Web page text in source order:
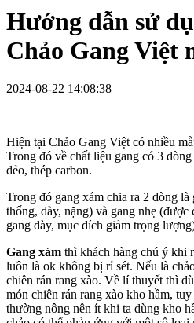
Hướng dẫn sử
Chảo Gang Việt
2024-08-22 14:08:38
Hiện tại Chảo Gang Việt có nhiều
Trong đó về chất liệu gang có 3
dẻo, thép carbon.
Trong đó gang xám chia ra 2 dòng
thống, dày, nặng) và gang nhẹ (được
gang dày, mục đích giảm trọng
Gang xám thì khách hàng chú ý khi
luôn là ok không bị rỉ sét. Nếu là
chiên rán rang xào. Về lí thuyết thì
món chiên rán rang xào kho hầm,
thường nông nên ít khi ta dùng kho